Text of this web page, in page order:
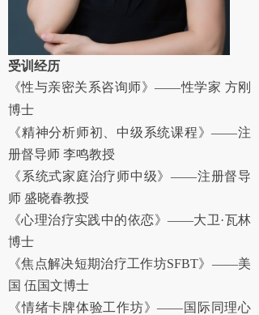
受训经历
《性与亲密关系咨询师》——性学家 方刚
博士
《精神分析师初、中级系统课程》——注
册督导师 李鸣教授
《系统式家庭治疗师中级》 ——注册督导
师 盛晓春教授
《心理治疗实践中的依恋》 ——大卫·瓦林
博士
《焦点解决短期治疗工作坊SFBT》——美
国 伍国文博士
《情绪卡牌体验工作坊》——国际同理心